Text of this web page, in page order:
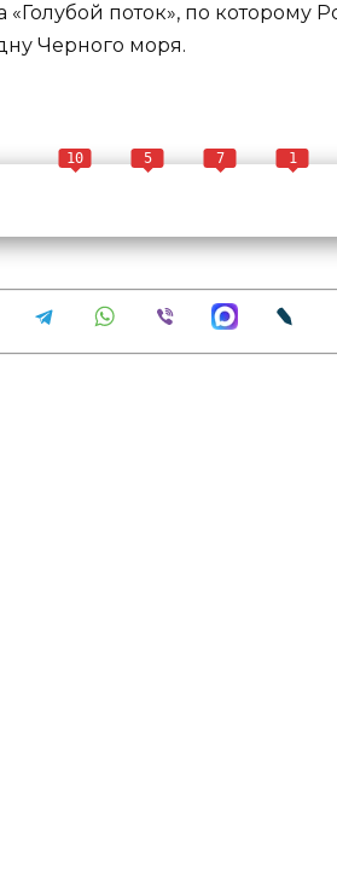
поток», по которому
Черного моря.
10 5 7 1